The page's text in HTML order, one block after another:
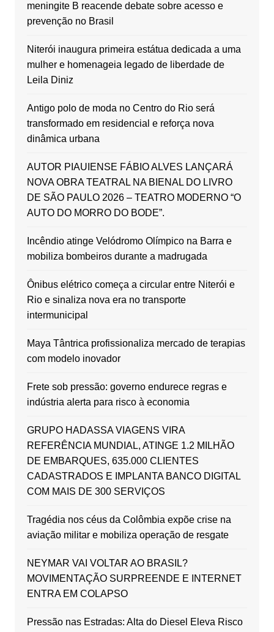
meningite B reacende debate sobre acesso e
prevenção no Brasil
Niterói inaugura primeira estátua dedicada a uma
mulher e homenageia legado de liberdade de
Leila Diniz
Antigo polo de moda no Centro do Rio será
transformado em residencial e reforça nova
dinâmica urbana
AUTOR PIAUIENSE FÁBIO ALVES LANÇARÁ
NOVA OBRA TEATRAL NA BIENAL DO LIVRO
DE SÃO PAULO 2026 – TEATRO MODERNO “O
AUTO DO MORRO DO BODE”.
Incêndio atinge Velódromo Olímpico na Barra e
mobiliza bombeiros durante a madrugada
Ônibus elétrico começa a circular entre Niterói e
Rio e sinaliza nova era no transporte
intermunicipal
Maya Tântrica profissionaliza mercado de terapias
com modelo inovador
Frete sob pressão: governo endurece regras e
indústria alerta para risco à economia
GRUPO HADASSA VIAGENS VIRA
REFERÊNCIA MUNDIAL, ATINGE 1.2 MILHÃO
DE EMBARQUES, 635.000 CLIENTES
CADASTRADOS E IMPLANTA BANCO DIGITAL
COM MAIS DE 300 SERVIÇOS
Tragédia nos céus da Colômbia expõe crise na
aviação militar e mobiliza operação de resgate
NEYMAR VAI VOLTAR AO BRASIL?
MOVIMENTAÇÃO SURPREENDE E INTERNET
ENTRA EM COLAPSO
Pressão nas Estradas: Alta do Diesel Eleva Risco